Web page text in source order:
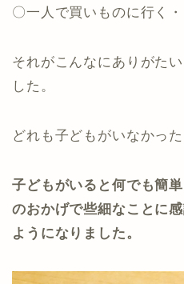
〇一人で買いものに行く・
それがこんなにありがた
した。
どれも子どもがいなかっ
子どもがいると何でも簡
のおかげで些細なことに
ようになりました。